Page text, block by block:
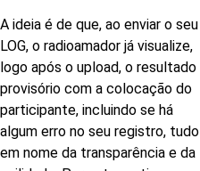
A ideia é de que, ao enviar o seu
LOG, o radioamador já visualize,
logo após o upload, o resultado
provisório com a colocação do
participante, incluindo se há
algum erro no seu registro, tudo
em nome da transparência e da